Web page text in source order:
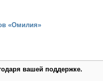
«Омилия»
вашей поддержке.